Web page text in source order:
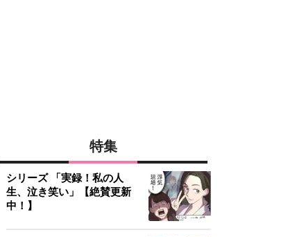
特集
シリーズ 「実録！私の人
生、泣き笑い」【絶賛更新
中！】